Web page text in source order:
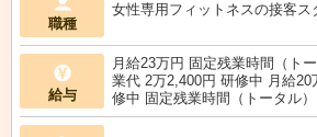
職種
女性専用フィットネスの接客ス
給与
月給23万円 固定残業時間（ト
業代 2万2,400円 研修中 月給
修中 固定残業時間（トータル